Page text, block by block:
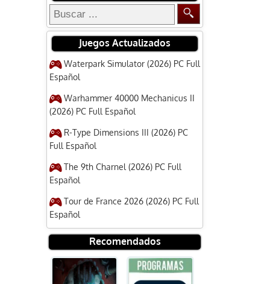
Juegos Actualizados
Waterpark Simulator (2026) PC Full
Español
Warhammer 40000 Mechanicus II
(2026) PC Full Español
R-Type Dimensions III (2026) PC
Full Español
The 9th Charnel (2026) PC Full
Español
Tour de France 2026 (2026) PC Full
Español
Recomendados